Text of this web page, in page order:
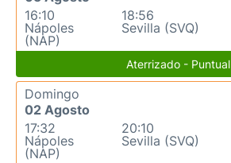
16:10
Nápoles
(NAP)
18:56
Sevilla (SVQ)
Aterrizado - Puntual
Domingo
02 Agosto
17:32
Nápoles
(NAP)
20:10
Sevilla (SVQ)